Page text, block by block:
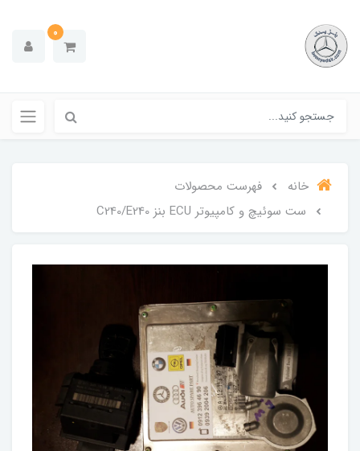
0
خانه
فهرست محصولات
ست سوئیچ و کامپیوتر ECU بنز C240/E240